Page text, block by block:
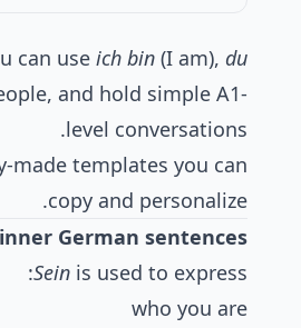
can use ich bin (I am), du
and hold simple A1-
level conversations.
made templates you can
copy and personalize.
German sentences?
Sein is used to express:
who you are